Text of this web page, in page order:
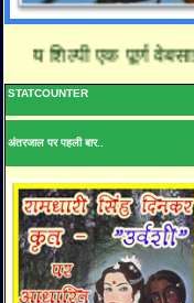
एक पूर्ण वेबसाईट
STATCOUNTER
अंतरजाल पर पहली बार..